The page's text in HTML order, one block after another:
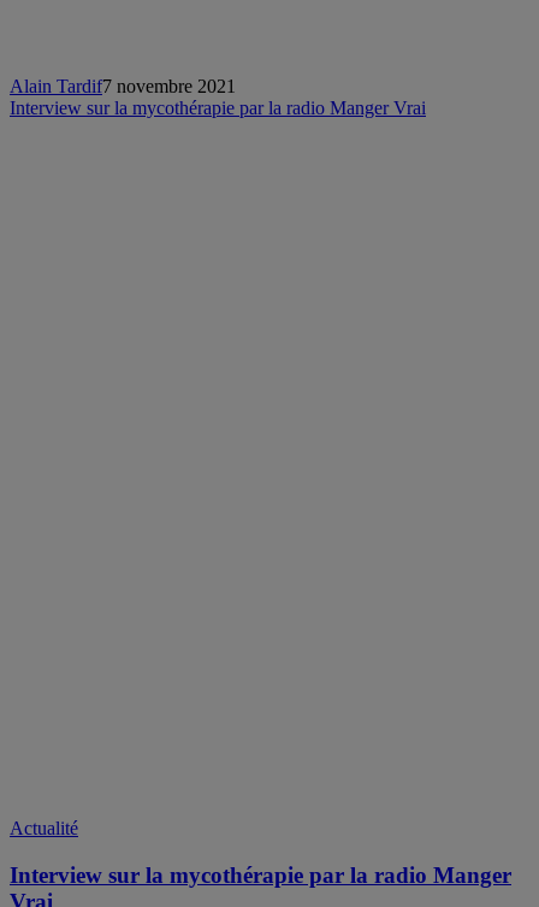
Alain Tardif7 novembre 2021
Interview sur la mycothérapie par la radio Manger Vrai
Actualité
Interview sur la mycothérapie par la radio Manger
Vrai